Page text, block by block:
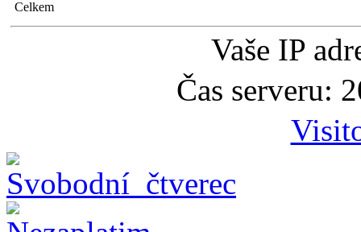
Celkem
Vaše IP
Čas serveru: